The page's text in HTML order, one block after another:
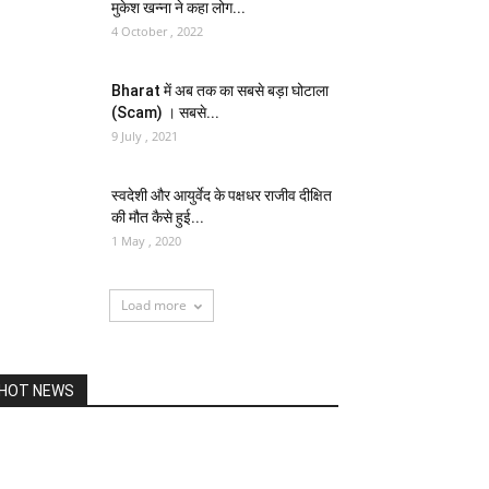
मुकेश खन्ना ने कहा लोग...
4 October , 2022
Bharat में अब तक का सबसे बड़ा घोटाला
(Scam) । सबसे...
9 July , 2021
स्वदेशी और आयुर्वेद के पक्षधर राजीव दीक्षित
की मौत कैसे हुई...
1 May , 2020
Load more
NEWS